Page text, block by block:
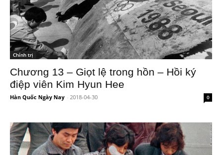
Chính trị
Chương 13 – Giọt lệ trong hồn – Hồi ký
điệp viên Kim Hyun Hee
Hàn Quốc Ngày Nay - 2018-04-30 0